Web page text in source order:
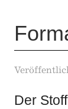
Der